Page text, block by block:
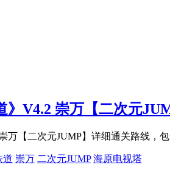
》V4.2 崇万【二次元
万【二次元JUMP】详细通关路线，
道 崇万 二次元JUMP 海原电视塔